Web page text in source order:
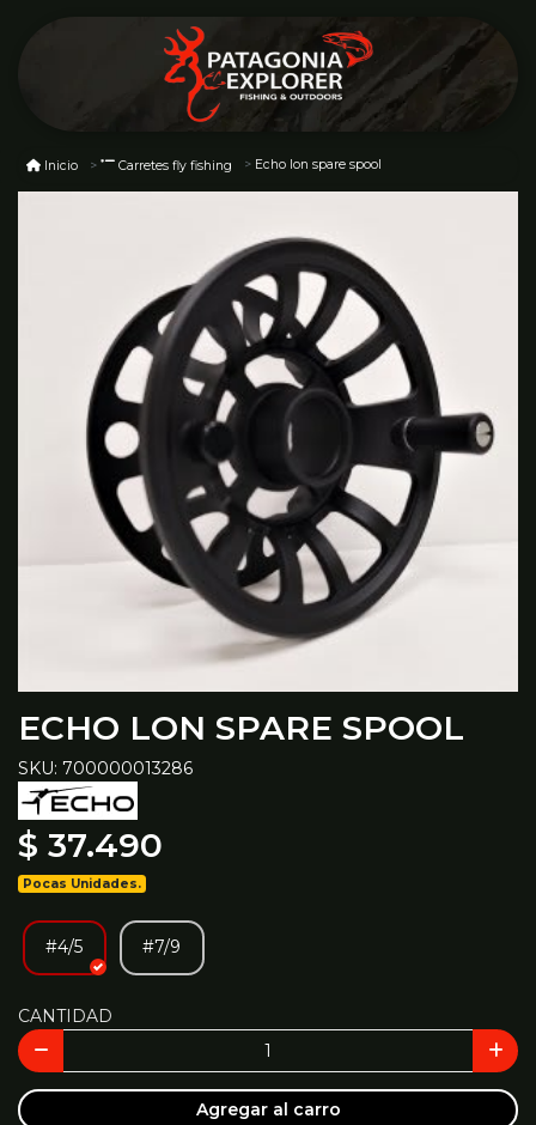
Inicio Carretes fly fishing Echo lon spare spool
ECHO LON SPARE SPOOL
SKU: 700000013286
$ 37.490
Pocas Unidades.
#4/5 #7/9
CANTIDAD
Agregar al carro